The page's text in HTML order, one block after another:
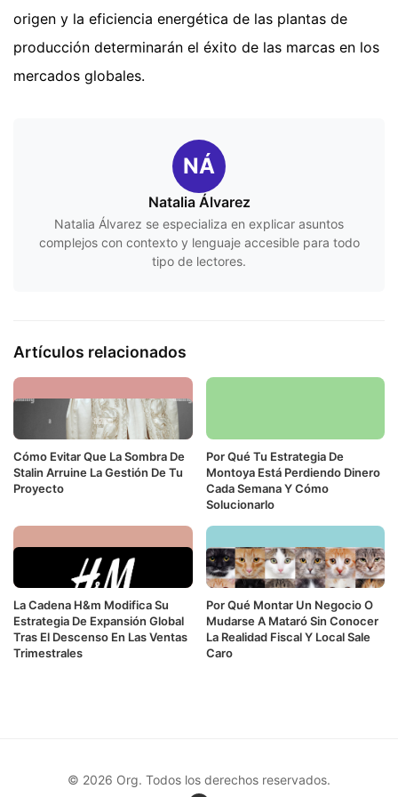
origen y la eficiencia energética de las plantas de
producción determinarán el éxito de las marcas en los
mercados globales.
NÁ
Natalia Álvarez
Natalia Álvarez se especializa en explicar asuntos
complejos con contexto y lenguaje accesible para todo
tipo de lectores.
Artículos relacionados
Cómo Evitar Que La Sombra De
Stalin Arruine La Gestión De Tu
Proyecto
Por Qué Tu Estrategia De
Montoya Está Perdiendo Dinero
Cada Semana Y Cómo
Solucionarlo
La Cadena H&m Modifica Su
Estrategia De Expansión Global
Tras El Descenso En Las Ventas
Trimestrales
Por Qué Montar Un Negocio O
Mudarse A Mataró Sin Conocer
La Realidad Fiscal Y Local Sale
Caro
© 2026 Org. Todos los derechos reservados.